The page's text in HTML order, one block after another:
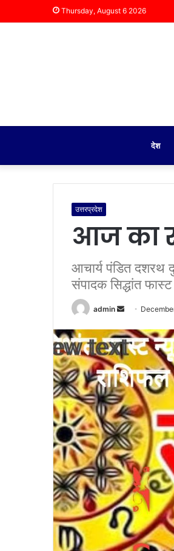
Thursday, August 6 2026
देश
उत्तरप्रदेश
आज का
आचार्य पंडित दशरथ
संपादक सिद्धांत
admin
n
d
a
n
e
m
a
i
l